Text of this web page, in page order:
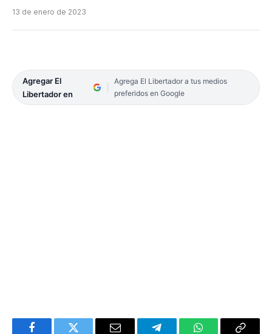
13 de enero de 2023
Agregar El
Libertador en
Agrega El Libertador a tus medios
preferidos en Google